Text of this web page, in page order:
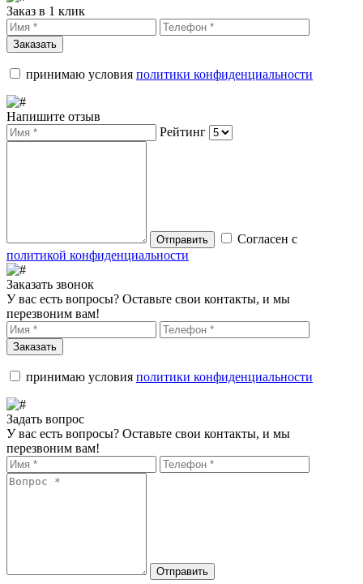
Заказ в 1 клик
Заказать
принимаю условия политики конфиденциальности
Напишите отзыв
Рейтинг
Отправить
Согласен с
политикой конфиденциальности
Заказать звонок
У вас есть вопросы? Оставьте свои контакты, и мы
перезвоним вам!
Заказать
принимаю условия политики конфиденциальности
Задать вопрос
У вас есть вопросы? Оставьте свои контакты, и мы
перезвоним вам!
Отправить